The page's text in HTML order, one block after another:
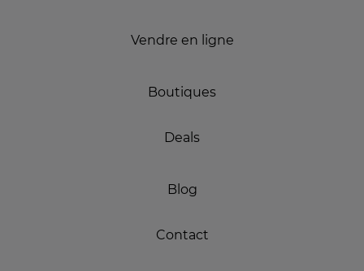
Vendre en ligne
Boutiques
Deals
Blog
Contact